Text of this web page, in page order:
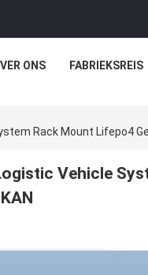
ONS FABRIEKSREIS
Rack Mount Lifepo4
Vehicle